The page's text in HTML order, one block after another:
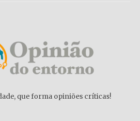
que forma opiniões críticas!